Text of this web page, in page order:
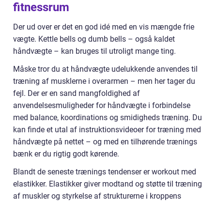
fitnessrum
Der ud over er det en god idé med en vis mængde frie
vægte. Kettle bells og dumb bells – også kaldet
håndvægte – kan bruges til utroligt mange ting.
Måske tror du at håndvægte udelukkende anvendes til
træning af musklerne i overarmen – men her tager du
fejl. Der er en sand mangfoldighed af
anvendelsesmuligheder for håndvægte i forbindelse
med balance, koordinations og smidigheds træning. Du
kan finde et utal af instruktionsvideoer for træning med
håndvægte på nettet – og med en tilhørende trænings
bænk er du rigtig godt kørende.
Blandt de seneste trænings tendenser er workout med
elastikker. Elastikker giver modtand og støtte til træning
af muskler og styrkelse af strukturerne i kroppens